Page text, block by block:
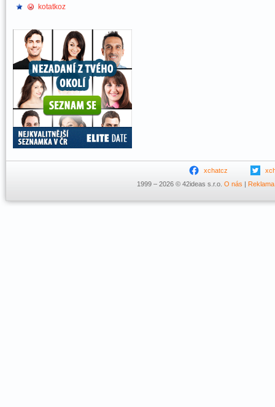
kotatkoz
xchatcz
1999 – 2026 © 42ideas s.r.o. O nás | Reklama